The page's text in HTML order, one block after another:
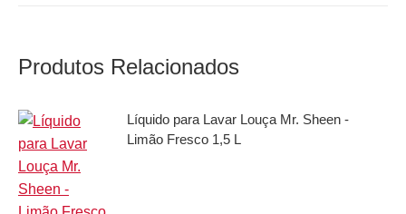
Produtos Relacionados
Líquido para Lavar Louça Mr. Sheen -
Limão Fresco 1,5 L